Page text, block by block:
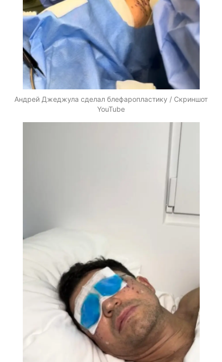
Андрей Джеджула сделал блефаропластику / Скриншот
YouTube